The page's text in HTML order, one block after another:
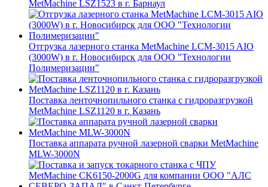
MetMachine LSZ1523 в г. Барнаул
Отгрузка лазерного станка MetMachine LCM-3015 AIO
(3000W) в г. Новосибирск для ООО "Технологии
Полимеризации"
Поставка ленточнопильного станка c гидроразгрузкой
MetMachine LSZ1120 в г. Казань
Поставка аппарата ручной лазерной сварки MetMachine
MLW-3000N